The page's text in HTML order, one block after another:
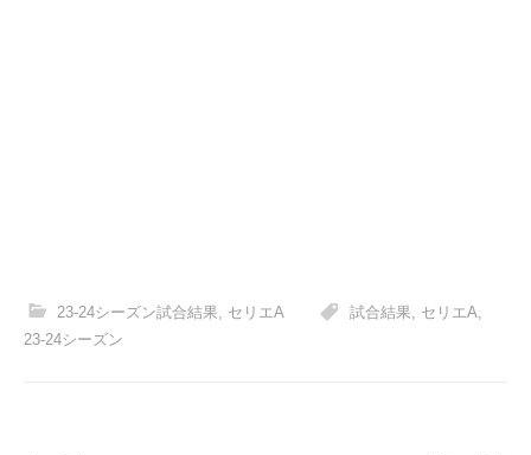
23-24シーズン試合結果 セリエA 試合結果 セリエA
23-24シーズン